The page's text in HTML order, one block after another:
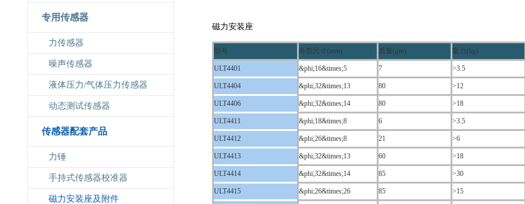
专用传感器
力传感器
噪声传感器
液体压力/气体压力传感器
动态测试传感器
传感器配套产品
力锤
手持式传感器校准器
磁力安装座及附件
磁力安装座
型号 外型尺寸(mm) 质量(gm) 吸力(kg)
ULT4401 &phi;16&times;5 7 >3.5
ULT4404 &phi;32&times;13 80 >12
ULT4406 &phi;32&times;14 80 >18
ULT4411 &phi;18&times;8 6 >3.5
ULT4412 &phi;26&times;8 21 >6
ULT4413 &phi;32&times;13 60 >18
ULT4414 &phi;32&times;14 85 >30
ULT4415 &phi;26&times;26 85 >15